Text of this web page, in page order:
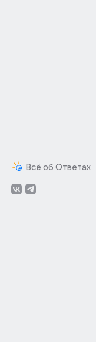
Всё об Ответах